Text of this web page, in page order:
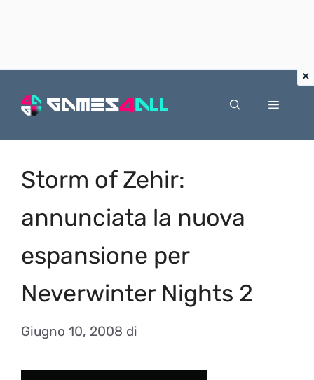
Menu
Storm of Zehir:
annunciata la nuova
espansione per
Neverwinter Nights 2
Giugno 10, 2008 di